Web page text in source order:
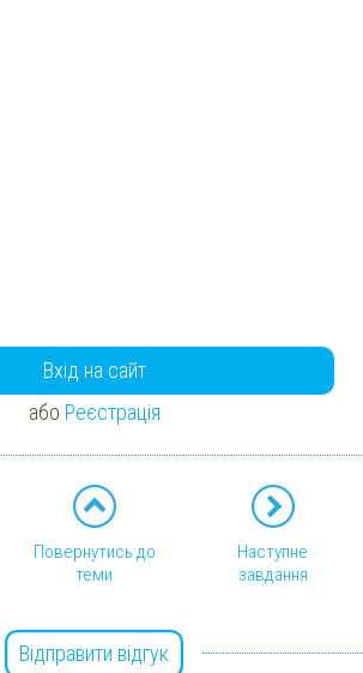
Вхід на сайт
або Реєстрація
Повернутись до
теми
Наступне
завдання
Відправити відгук